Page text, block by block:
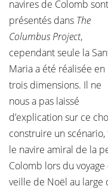
navires de Colomb sont
présentés dans The
Columbus Project,
cependant seule la
Maria a été réalisée en
trois dimensions. Il ne
nous a pas laissé
d’explication sur ce
construire un
le navire amiral de la
Colomb lors du
veille de Noël au large